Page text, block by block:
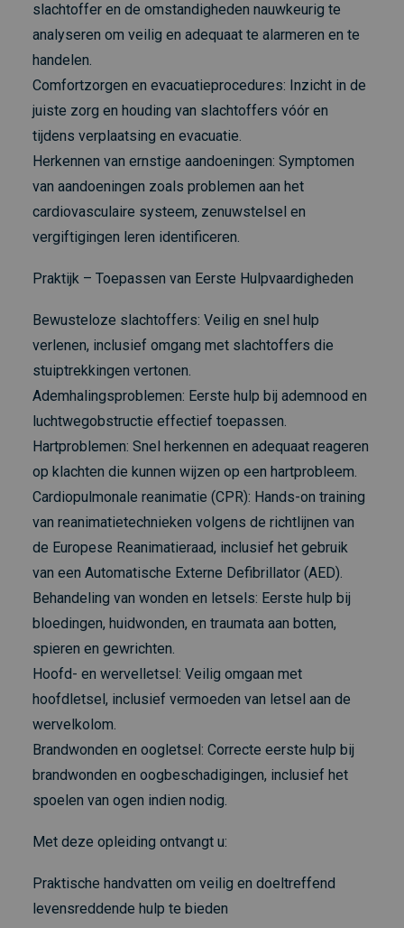
slachtoffer en de omstandigheden nauwkeurig te
analyseren om veilig en adequaat te alarmeren en te
handelen.
Comfortzorgen en evacuatieprocedures: Inzicht in de
juiste zorg en houding van slachtoffers vóór en
tijdens verplaatsing en evacuatie.
Herkennen van ernstige aandoeningen: Symptomen
van aandoeningen zoals problemen aan het
cardiovasculaire systeem, zenuwstelsel en
vergiftigingen leren identificeren.
Praktijk – Toepassen van Eerste Hulpvaardigheden
Bewusteloze slachtoffers: Veilig en snel hulp
verlenen, inclusief omgang met slachtoffers die
stuiptrekkingen vertonen.
Ademhalingsproblemen: Eerste hulp bij ademnood en
luchtwegobstructie effectief toepassen.
Hartproblemen: Snel herkennen en adequaat reageren
op klachten die kunnen wijzen op een hartprobleem.
Cardiopulmonale reanimatie (CPR): Hands-on training
van reanimatietechnieken volgens de richtlijnen van
de Europese Reanimatieraad, inclusief het gebruik
van een Automatische Externe Defibrillator (AED).
Behandeling van wonden en letsels: Eerste hulp bij
bloedingen, huidwonden, en traumata aan botten,
spieren en gewrichten.
Hoofd- en wervelletsel: Veilig omgaan met
hoofdletsel, inclusief vermoeden van letsel aan de
wervelkolom.
Brandwonden en oogletsel: Correcte eerste hulp bij
brandwonden en oogbeschadigingen, inclusief het
spoelen van ogen indien nodig.
Met deze opleiding ontvangt u:
Praktische handvatten om veilig en doeltreffend
levensreddende hulp te bieden